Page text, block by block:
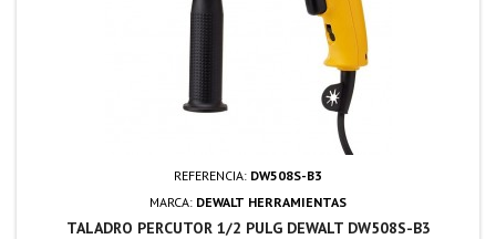
REFERENCIA: DW508S-B3
MARCA: DEWALT HERRAMIENTAS
TALADRO PERCUTOR 1/2 PULG DEWALT DW508S-B3